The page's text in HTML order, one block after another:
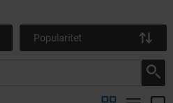
Popularitet